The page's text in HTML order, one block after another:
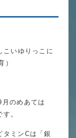
いゆりっこに
）
月のめあては
。
タミンCは「銀